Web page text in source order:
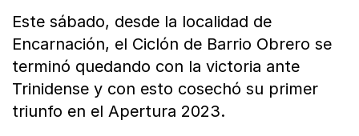
Este sábado, desde la localidad de
Encarnación, el Ciclón de Barrio Obrero se
terminó quedando con la victoria ante
Trinidense y con esto cosechó su primer
triunfo en el Apertura 2023.